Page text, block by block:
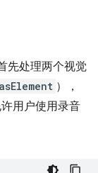
先处理两个视觉
），
用户使用录音